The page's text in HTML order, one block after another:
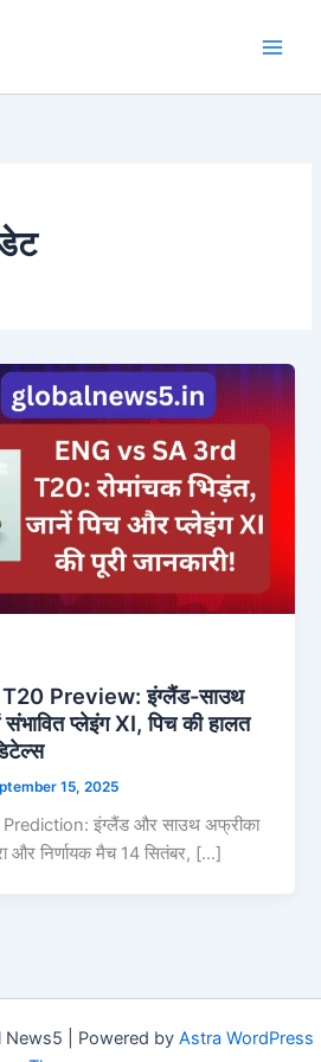
Preview: इंग्लैंड-साउथ
प्लेइंग XI, पिच की हालत
15, 2025
इंग्लैंड और साउथ अफ्रीका
और निर्णायक मैच 14 सितंबर, […]
| Powered by Astra WordPress